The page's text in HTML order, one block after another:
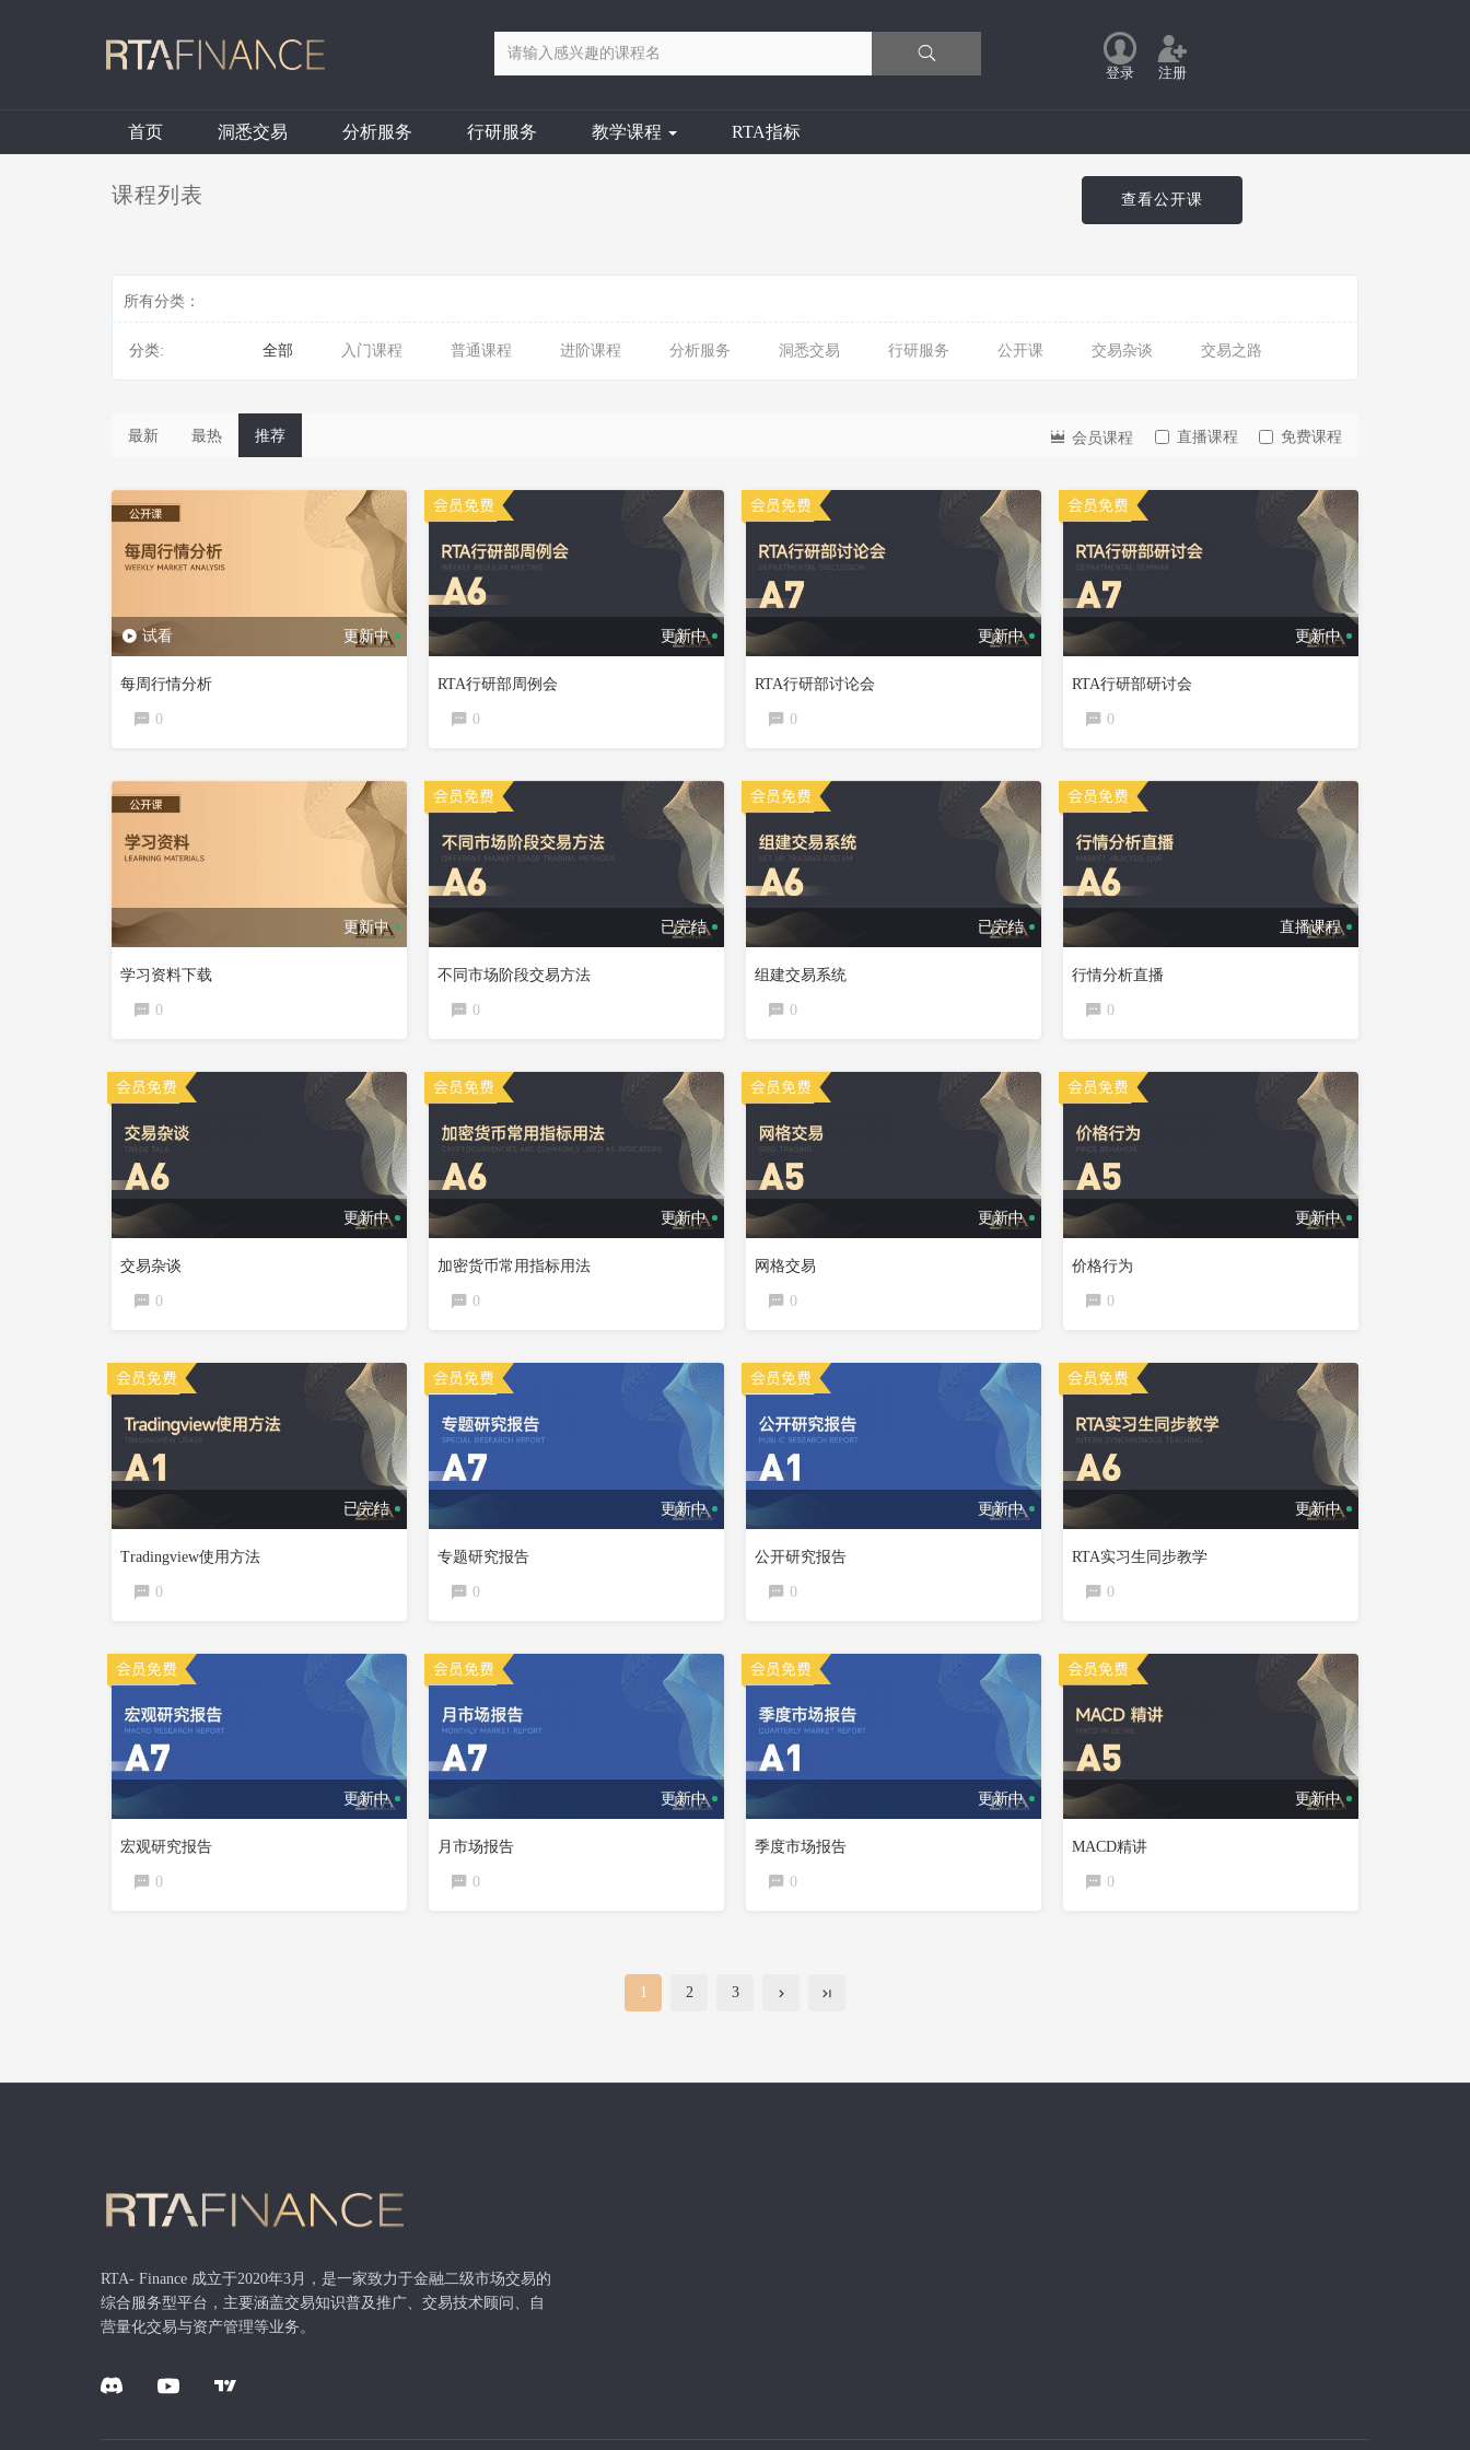
登录 注册
首页 洞悉交易 分析服务 行研服务 教学课程 RTA指标
课程列表 查看公开课
所有分类：
分类: 全部 入门课程 普通课程 进阶课程 分析服务 洞悉交易 行研服务 公开课 交易杂谈 交易之路
最新 最热 推荐 会员课程 直播课程 免费课程
试看 更新中
每周行情分析
0
更新中
RTA行研部周例会
0
更新中
RTA行研部讨论会
0
更新中
RTA行研部研讨会
0
更新中
学习资料下载
0
已完结
不同市场阶段交易方法
0
已完结
组建交易系统
0
直播课程
行情分析直播
0
更新中
交易杂谈
0
更新中
加密货币常用指标用法
0
更新中
网格交易
0
更新中
价格行为
0
已完结
Tradingview使用方法
0
更新中
专题研究报告
0
更新中
公开研究报告
0
更新中
RTA实习生同步教学
0
更新中
宏观研究报告
0
更新中
月市场报告
0
更新中
季度市场报告
0
更新中
MACD精讲
0
1 2 3
RTA- Finance 成立于2020年3月，是一家致力于金融二级市场交易的
综合服务型平台，主要涵盖交易知识普及推广、交易技术顾问、自
营量化交易与资产管理等业务。